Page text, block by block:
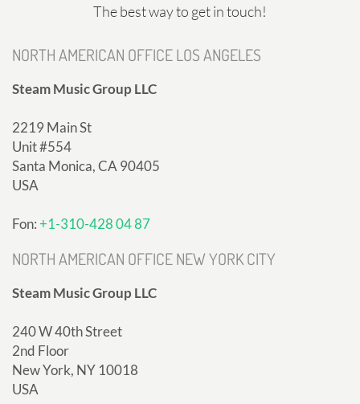
The best way to get in touch!
NORTH AMERICAN OFFICE LOS ANGELES
Steam Music Group LLC
2219 Main St
Unit #554
Santa Monica, CA 90405
USA
Fon:+1-310-428 04 87
NORTH AMERICAN OFFICE NEW YORK CITY
Steam Music Group LLC
240 W 40th Street
2nd Floor
New York, NY 10018
USA